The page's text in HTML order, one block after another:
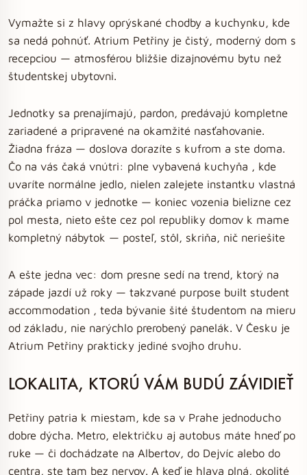
Vymažte si z hlavy oprýskané chodby a kuchynku, kde
sa nedá pohnúť. Atrium Petřiny je čistý, moderný dom s
recepciou — atmosférou bližšie dizajnovému bytu než
študentskej ubytovni.
Jednotky sa prenajímajú, pardon, predávajú kompletne
zariadené a pripravené na okamžité nasťahovanie.
Žiadna fráza — doslova dorazíte s kufrom a ste doma.
Čo na vás čaká vnútri: plne vybavená kuchyňa , kde
uvaríte normálne jedlo, nielen zalejete instantku vlastná
práčka priamo v jednotke — koniec vozenia bielizne cez
pol mesta, nieto ešte cez pol republiky domov k mame
kompletný nábytok — posteľ, stôl, skriňa, nič neriešite
A ešte jedna vec: dom presne sedí na trend, ktorý na
západe jazdí už roky — takzvané purpose built student
accommodation , teda bývanie šité študentom na mieru
od základu, nie narýchlo prerobený panelák. V Česku je
Atrium Petřiny prakticky jediné svojho druhu.
LOKALITA, KTORÚ VÁM BUDÚ ZÁVIDIEŤ
Petřiny patria k miestam, kde sa v Prahe jednoducho
dobre dýcha. Metro, električku aj autobus máte hneď po
ruke — či dochádzate na Albertov, do Dejvíc alebo do
centra, ste tam bez nervov. A keď je hlava plná, okolité